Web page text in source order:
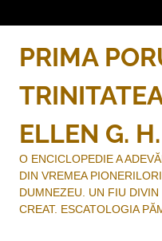
la
conținutPRIMA
ELLEN G.
O ENCICLOPEDIE A
DIN VREMEA
DUMNEZEU. UN FIU
CREAT. ESCATOLOGIA